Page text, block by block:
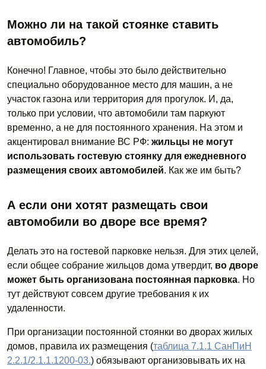
Можно ли на такой стоянке ставить
автомобиль?
Конечно! Главное, чтобы это было действительно
специально оборудованное место для машин, а не
участок газона или территория для прогулок. И, да,
только при условии, что автомобили там паркуют
временно, а не для постоянного хранения. На этом и
акцентировал внимание ВС РФ: жильцы не могут
использовать гостевую стоянку для ежедневного
размещения своих автомобилей. Как же им быть?
А если они хотят размещать свои
автомобили во дворе все время?
Делать это на гостевой парковке нельзя. Для этих целей,
если общее собрание жильцов дома утвердит, во дворе
может быть организована постоянная парковка. Но
тут действуют совсем другие требования к их
удаленности.
При организации постоянной стоянки во дворах жилых
домов, правила их размещения (таблица 7.1.1 СанПиН
2.2.1/2.1.1.1200-03.) обязывают организовывать их на